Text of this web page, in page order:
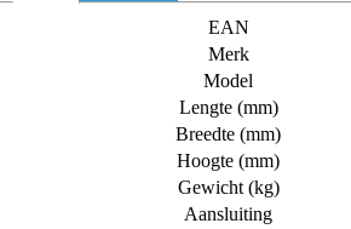
EAN
Merk
Model
Lengte (mm)
Breedte (mm)
Hoogte (mm)
Gewicht (kg)
Aansluiting